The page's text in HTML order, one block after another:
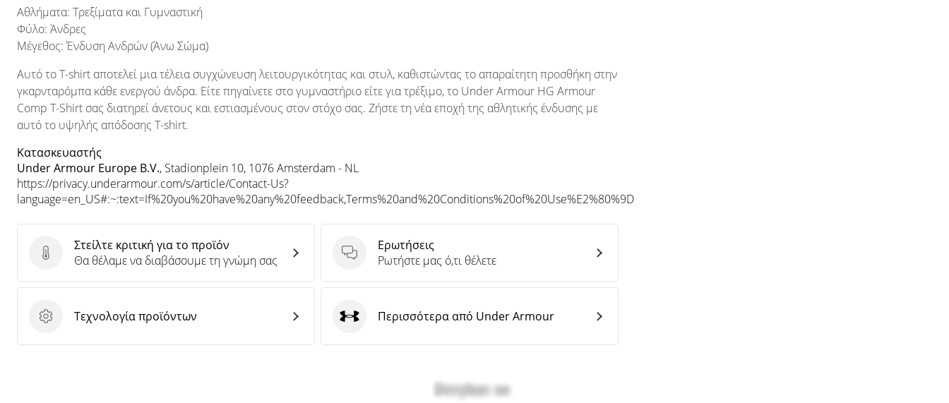
Αθλήματα: Τρεξίματα και Γυμναστική
Φύλο: Άνδρες
Μέγεθος: Ένδυση Ανδρών (Άνω Σώμα)
Αυτό το T-shirt αποτελεί μια τέλεια συγχώνευση λειτουργικότητας και στυλ, καθιστώντας το απαραίτητη προσθήκη στην
γκαρνταρόμπα κάθε ενεργού άνδρα. Είτε πηγαίνετε στο γυμναστήριο είτε για τρέξιμο, το Under Armour HG Armour
Comp T-Shirt σας διατηρεί άνετους και εστιασμένους στον στόχο σας. Ζήστε τη νέα εποχή της αθλητικής ένδυσης με
αυτό το υψηλής απόδοσης T-shirt.
Κατασκευαστής
Under Armour Europe B.V., Stadionplein 10, 1076 Amsterdam - NL
https://privacy.underarmour.com/s/article/Contact-Us?
language=en_US#:~:text=If%20you%20have%20any%20feedback,Terms%20and%20Conditions%20of%20Use%E2%80%9D
Στείλτε κριτική για το προϊόν
Στείλτε κριτική για το προϊόν
Θα θέλαμε να διαβάσουμε τη γνώμη σας
Ερωτήσεις
Ερωτήσεις
Ρωτήστε μας ό,τι θέλετε
Τεχνολογία προϊόντων
Τεχνολογία προϊόντων Under Armour
Περισσότερα από Under Armour